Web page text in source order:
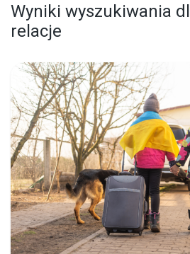
Wyniki wyszukiwania
relacje